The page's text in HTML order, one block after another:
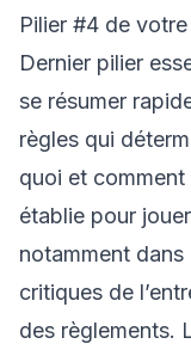
Pilier #4 de
Dernier pilier
se résumer
règles qui
quoi et
établie pour
notamment
critiques de
des règlements.